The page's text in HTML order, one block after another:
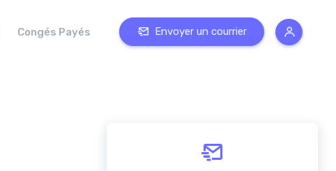
Congés Payés Envoyer un courrier